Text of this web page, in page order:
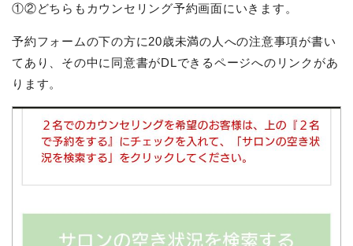
①②どちらもカウンセリング予約画面にいきます。
予約フォームの下の方に20歳未満の人への注意事項が書い
てあり、その中に同意書がDLできるページへのリンクがあ
ります。